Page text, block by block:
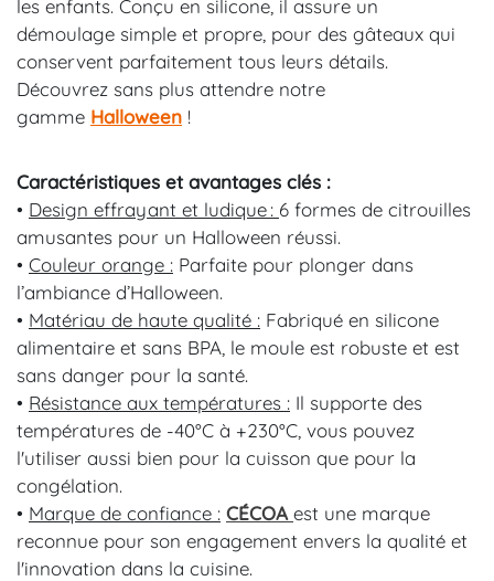
les enfants. Conçu en silicone, il assure un
démoulage simple et propre, pour des gâteaux qui
conservent parfaitement tous leurs détails.
Découvrez sans plus attendre notre
gamme Halloween !
Caractéristiques et avantages clés :
• Design effrayant et ludique : 6 formes de citrouilles
amusantes pour un Halloween réussi.
• Couleur orange : Parfaite pour plonger dans
l’ambiance d’Halloween.
• Matériau de haute qualité : Fabriqué en silicone
alimentaire et sans BPA, le moule est robuste et est
sans danger pour la santé.
• Résistance aux températures : Il supporte des
températures de -40°C à +230°C, vous pouvez
l'utiliser aussi bien pour la cuisson que pour la
congélation.
• Marque de confiance : CÉCOA est une marque
reconnue pour son engagement envers la qualité et
l'innovation dans la cuisine.